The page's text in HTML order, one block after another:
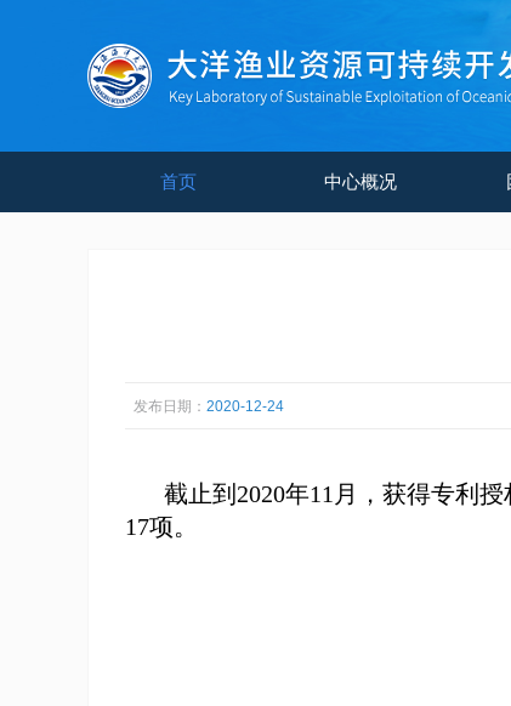
首页 中心概况
发布日期： 2020-12-24
截止到 2020年11 月， 获得专利授
17项。